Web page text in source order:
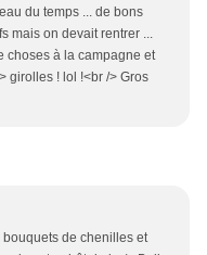
du temps ... de bons
mais on devait rentrer ...
choses à la campagne et
girolles ! lol !<br /> Gros
de chenilles et